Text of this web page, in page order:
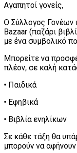
Αγαπητοί γονείς,
Ο Σύλλογος Γονέων
Bazaar (παζάρι
με ένα συμβολικό
Μπορείτε να
πλέον, σε καλή
• Παιδικά
• Εφηβικά
• Βιβλία ενηλίκων
Σε κάθε τάξη θα
μπορούν να